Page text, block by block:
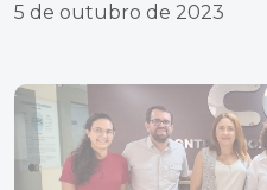
5 de outubro de 2023